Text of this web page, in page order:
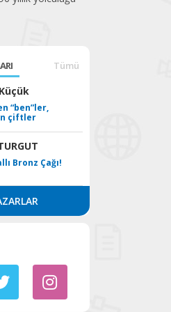
Tümü
“ben”ler,
çiftler
Bronz Çağı!